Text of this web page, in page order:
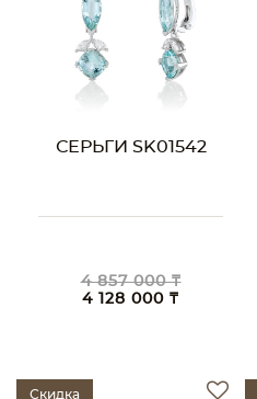
СЕРЬГИ SK01542
4 857 000 ₸
4 128 000 ₸
Скидка